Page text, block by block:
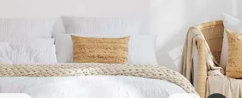
полотна